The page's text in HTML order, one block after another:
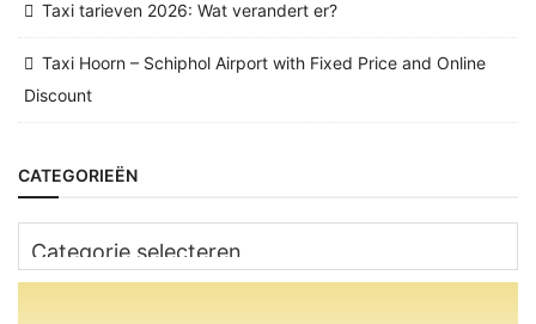
Taxi tarieven 2026: Wat verandert er?
Taxi Hoorn – Schiphol Airport with Fixed Price and Online
Discount
CATEGORIEËN
Categorieën